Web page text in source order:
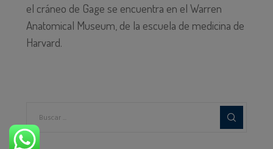
el cráneo de Gage se encuentra en el Warren
Anatomical Museum, de la escuela de medicina de
Harvard.